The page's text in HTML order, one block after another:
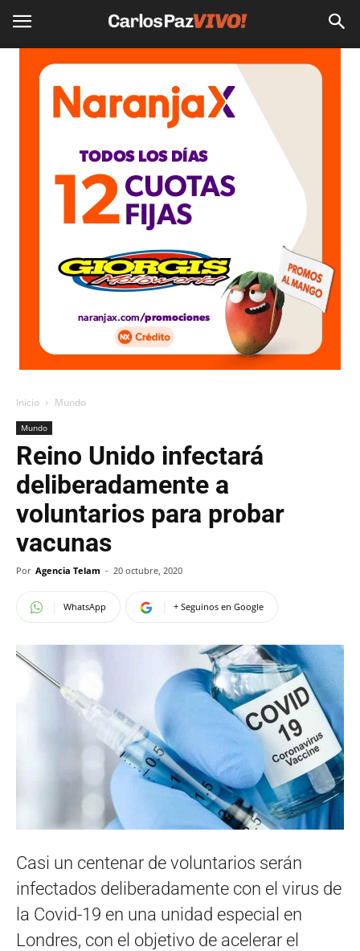
Inicio Mundo
Mundo
Reino Unido infectará
deliberadamente a
voluntarios para probar
vacunas
Por Agencia Telam - 20 octubre, 2020
WhatsApp + Seguinos en Google
Casi un centenar de voluntarios serán
infectados deliberadamente con el virus de
la Covid-19 en una unidad especial en
Londres, con el objetivo de acelerar el